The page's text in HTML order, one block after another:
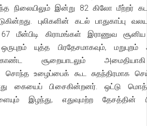
நிலையிலும் இன்று 82 கிலோ மீற்றர் கடல்
புலிகளின் கடல் பாதுகாப்பு
மீன்பிடி கிராமங்கள் இராணுவ சூனிய
யுத்த பிரதேசமாகவும்,
சூறையாடலும்
சொந்த உழைப்பைக் கூட சுதந்திரமாக
கையைப் பிசைகின்றனர். ஒட்டு
இழந்து, எதுவுமற்ற தேசத்தின்